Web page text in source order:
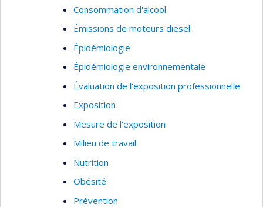
Consommation d'alcool
Émissions de moteurs diesel
Épidémiologie
Épidémiologie environnementale
Évaluation de l'exposition professionnelle
Exposition
Mesure de l'exposition
Milieu de travail
Nutrition
Obésité
Prévention